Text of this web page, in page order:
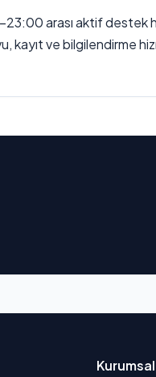
arası aktif destek
kayıt ve bilgilendirme
Kurumsal